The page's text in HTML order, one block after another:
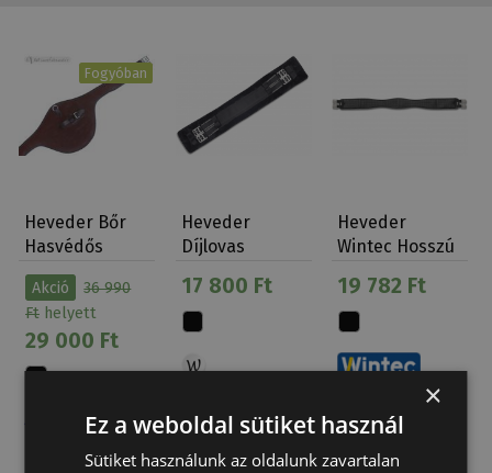
Fogyóban
Heveder Bőr
Hasvédős
Elasztikus
Daslö
Akció
36 990
Ft helyett
29 000 Ft
Heveder
Díjlovas
17 800 Ft
Heveder
Wintec Hosszú
19 782 Ft
×
Ez a weboldal sütiket használ
Sütiket használunk az oldalunk zavartalan